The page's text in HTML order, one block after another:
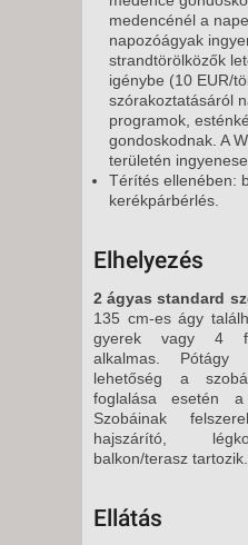
medencénél a
napozóágyak
strandtörölközők
igénybe (10 EUR/
szórakoztatásáról
programok,
gondoskodnak. A
területén
Térítés ellenében:
kerékpárbérlés.
Elhelyezés
2 ágyas standard
135 cm-es ágy
gyerek vagy 4
alkalmas. Pótágy
lehetőség a
foglalása esetén
Szobáinak
hajszárító,
balkon/terasz tartozik.
Ellátás